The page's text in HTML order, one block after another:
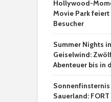
Hollywood-
Movie Park
Besucher
Summer Nights
Geiselwind:
Abenteuer bis in
Sauerland: